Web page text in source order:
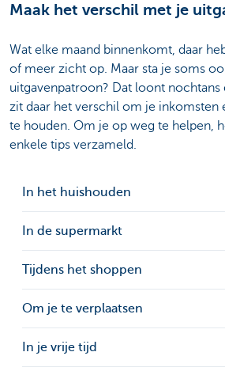
Maak het verschil met je
Wat elke maand binnenkomt, daar
of meer zicht op. Maar sta je soms
uitgavenpatroon? Dat loont nochtans
zit daar het verschil om je inkomsten
te houden. Om je op weg te helpen,
enkele tips verzameld.
In het huishouden
In de supermarkt
Tijdens het shoppen
Om je te verplaatsen
In je vrije tijd